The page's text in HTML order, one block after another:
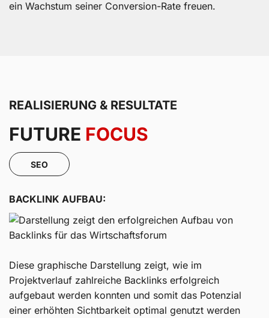
ein Wachstum seiner Conversion-Rate freuen.
REALISIERUNG & RESULTATE
FUTURE FOCUS
SEO
BACKLINK AUFBAU:
Diese graphische Darstellung zeigt, wie im
Projektverlauf zahlreiche Backlinks erfolgreich
aufgebaut werden konnten und somit das Potenzial
einer erhöhten Sichtbarkeit optimal genutzt werden